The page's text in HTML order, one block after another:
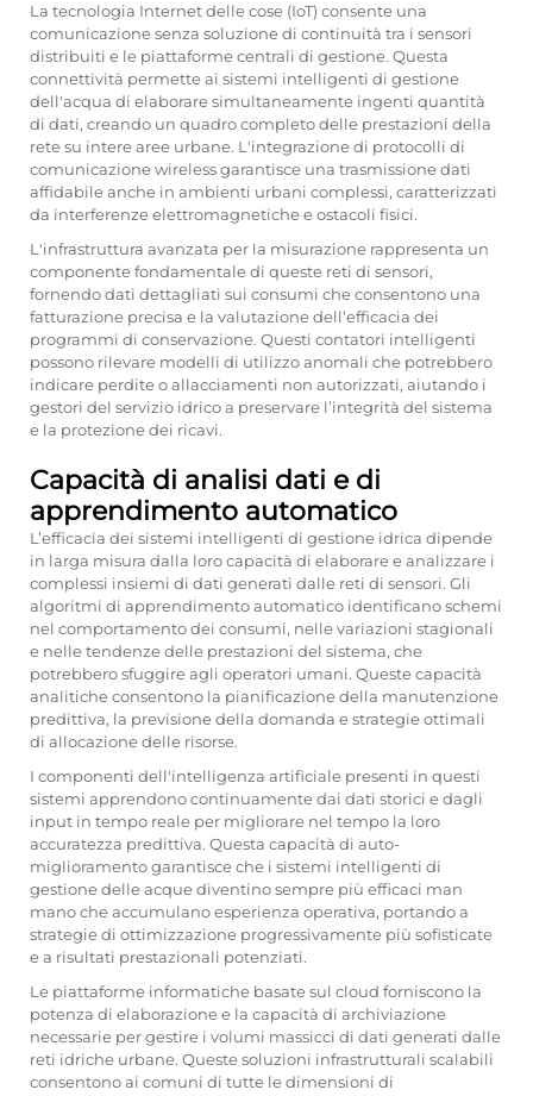
La tecnologia Internet delle cose (IoT) consente una
comunicazione senza soluzione di continuità tra i sensori
distribuiti e le piattaforme centrali di gestione. Questa
connettività permette ai sistemi intelligenti di gestione
dell'acqua di elaborare simultaneamente ingenti quantità
di dati, creando un quadro completo delle prestazioni della
rete su intere aree urbane. L'integrazione di protocolli di
comunicazione wireless garantisce una trasmissione dati
affidabile anche in ambienti urbani complessi, caratterizzati
da interferenze elettromagnetiche e ostacoli fisici.
L'infrastruttura avanzata per la misurazione rappresenta un
componente fondamentale di queste reti di sensori,
fornendo dati dettagliati sui consumi che consentono una
fatturazione precisa e la valutazione dell’efficacia dei
programmi di conservazione. Questi contatori intelligenti
possono rilevare modelli di utilizzo anomali che potrebbero
indicare perdite o allacciamenti non autorizzati, aiutando i
gestori del servizio idrico a preservare l’integrità del sistema
e la protezione dei ricavi.
Capacità di analisi dati e di
apprendimento automatico
L’efficacia dei sistemi intelligenti di gestione idrica dipende
in larga misura dalla loro capacità di elaborare e analizzare i
complessi insiemi di dati generati dalle reti di sensori. Gli
algoritmi di apprendimento automatico identificano schemi
nel comportamento dei consumi, nelle variazioni stagionali
e nelle tendenze delle prestazioni del sistema, che
potrebbero sfuggire agli operatori umani. Queste capacità
analitiche consentono la pianificazione della manutenzione
predittiva, la previsione della domanda e strategie ottimali
di allocazione delle risorse.
I componenti dell'intelligenza artificiale presenti in questi
sistemi apprendono continuamente dai dati storici e dagli
input in tempo reale per migliorare nel tempo la loro
accuratezza predittiva. Questa capacità di auto-
miglioramento garantisce che i sistemi intelligenti di
gestione delle acque diventino sempre più efficaci man
mano che accumulano esperienza operativa, portando a
strategie di ottimizzazione progressivamente più sofisticate
e a risultati prestazionali potenziati.
Le piattaforme informatiche basate sul cloud forniscono la
potenza di elaborazione e la capacità di archiviazione
necessarie per gestire i volumi massicci di dati generati dalle
reti idriche urbane. Queste soluzioni infrastrutturali scalabili
consentono ai comuni di tutte le dimensioni di